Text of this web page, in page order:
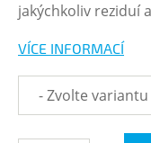
jakýchkoliv reziduí
VÍCE INFORMACÍ